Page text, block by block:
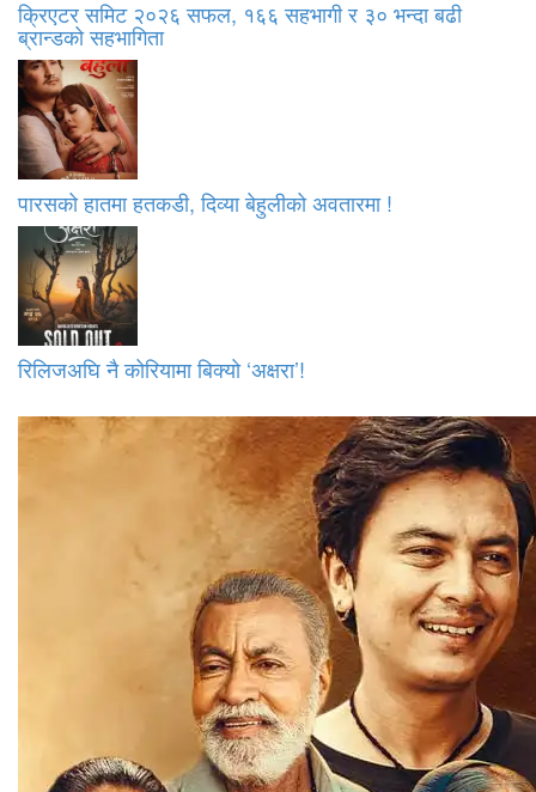
क्रिएटर समिट २०२६ सफल, १६६ सहभागी र ३० भन्दा बढी
ब्रान्डको सहभागिता
पारसको हातमा हतकडी, दिव्या बेहुलीको अवतारमा !
रिलिजअघि नै कोरियामा बिक्यो ‘अक्षरा’!